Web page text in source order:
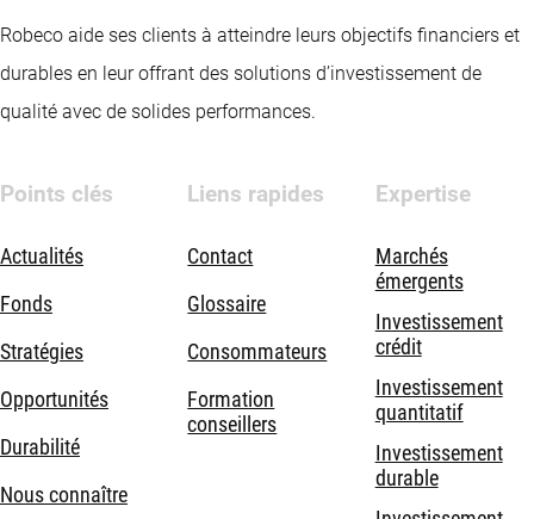
Robeco aide ses clients à atteindre leurs objectifs financiers et
durables en leur offrant des solutions d’investissement de
qualité avec de solides performances.
Points clés
Actualités
Fonds
Stratégies
Opportunités
Durabilité
Nous connaître
Liens rapides
Contact
Glossaire
Consommateurs
Formation
conseillers
Expertise
Marchés
émergents
Investissement
crédit
Investissement
quantitatif
Investissement
durable